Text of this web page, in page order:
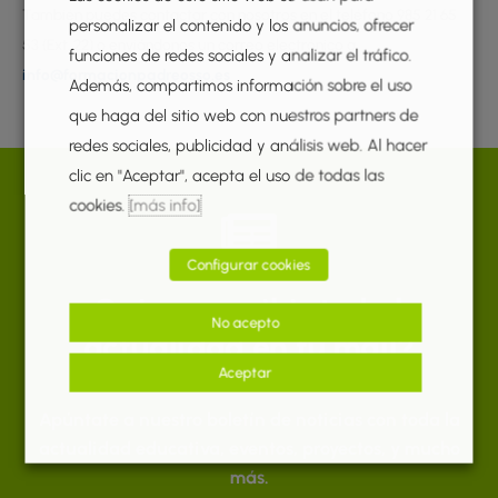
También puedes contactar con nosotros en el teléfono 985 21 65
53 (Ext. 22) o enviándonos un correo electrónico a
info@formacionpadreosso.es
¿Quieres recibir toda la
actualidad en tu mail?
más.
personalizar el contenido y los anuncios, ofrecer
funciones de redes sociales y analizar el tráfico.
Además, compartimos información sobre el uso
que haga del sitio web con nuestros partners de
redes sociales, publicidad y análisis web. Al hacer
clic en "Aceptar", acepta el uso de todas las
cookies.[más info]
Configurar cookies
No acepto
Aceptar